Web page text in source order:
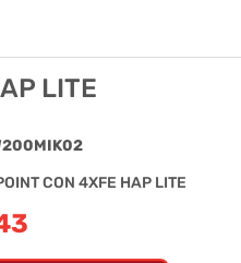
LITE
CON 4XFE HAP LITE